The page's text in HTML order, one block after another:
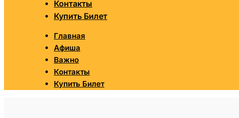
Контакты
Купить Билет
Главная
Афиша
Важно
Контакты
Купить Билет